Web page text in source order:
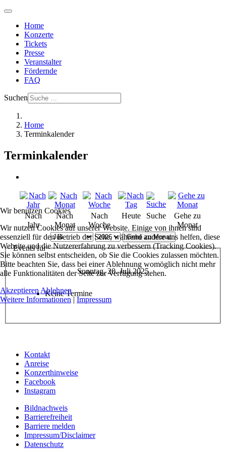
Home
Konzerte
Tickets
Presse
Veranstalter
Fördernde
FAQ
Suchen
Home
Terminkalender
Terminkalender
Nach
Jahr
Nach
Monat
Nach
Woche
Heute Suche
Gehe zu
Monat
Gehe zu Monat
Events für
Sonntag, 20. Juli 2025
Keine Termine
Kontakt
Anreise
Konzerthinweise
Facebook
Instagram
Bildnachweis
Barrierefreiheit
Barriere melden
Impressum/Disclaimer
Datenschutz
Wir benutzen Cookies
Wir nutzen Cookies auf unserer Website. Einige von ihnen sind
essenziell für den Betrieb der Seite, während andere uns helfen, diese
Website und die Nutzererfahrung zu verbessern (Tracking Cookies).
Sie können selbst entscheiden, ob Sie die Cookies zulassen möchten.
Bitte beachten Sie, dass bei einer Ablehnung womöglich nicht mehr
alle Funktionalitäten der Seite zur Verfügung stehen.
Akzeptieren Ablehnen
Weitere Informationen | Impressum